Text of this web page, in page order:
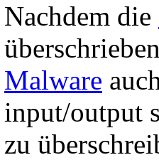
Nachdem die
Malware
input/output
zu